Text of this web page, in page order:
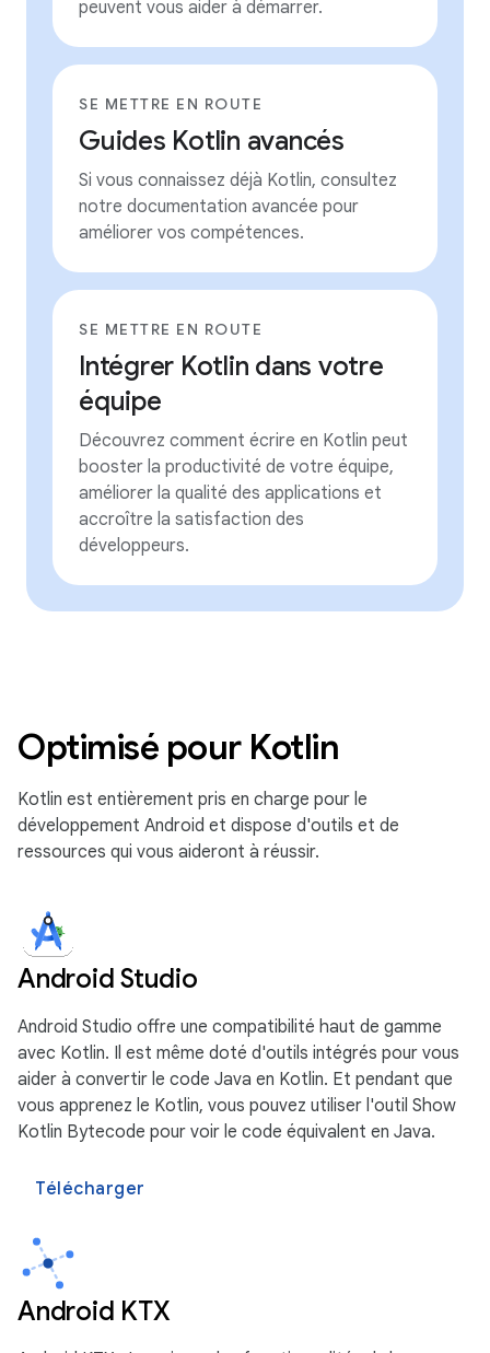
peuvent vous aider à démarrer.
SE METTRE EN ROUTE
Guides Kotlin avancés
Si vous connaissez déjà Kotlin, consultez
notre documentation avancée pour
améliorer vos compétences.
SE METTRE EN ROUTE
Intégrer Kotlin dans votre
équipe
Découvrez comment écrire en Kotlin peut
booster la productivité de votre équipe,
améliorer la qualité des applications et
accroître la satisfaction des
développeurs.
Optimisé pour Kotlin
Kotlin est entièrement pris en charge pour le
développement Android et dispose d'outils et de
ressources qui vous aideront à réussir.
Android Studio
Android Studio offre une compatibilité haut de gamme
avec Kotlin. Il est même doté d'outils intégrés pour vous
aider à convertir le code Java en Kotlin. Et pendant que
vous apprenez le Kotlin, vous pouvez utiliser l'outil Show
Kotlin Bytecode pour voir le code équivalent en Java.
Télécharger
Android KTX